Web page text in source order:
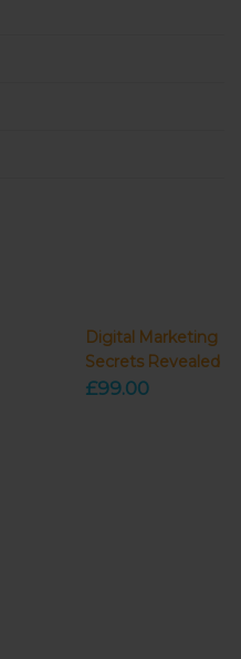
Digital Marketing
Secrets Revealed
£99.00